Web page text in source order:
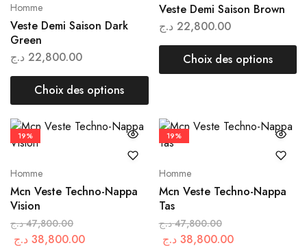
Homme
Veste Demi Saison Dark
Green
22,800.00 د.ج
Choix des options
Veste Demi Saison Brown
22,800.00 د.ج
Choix des options
19%
Homme
Mcn Veste Techno-Nappa
Vision
47,800.00 د.ج
38,800.00 د.ج
19%
Homme
Mcn Veste Techno-Nappa
Tas
47,800.00 د.ج
38,800.00 د.ج